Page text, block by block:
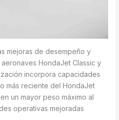
mejoras de desempeño y
HondaJet Classic y
incorpora capacidades
más reciente del HondaJet
un mayor peso máximo al
operativas mejoradas